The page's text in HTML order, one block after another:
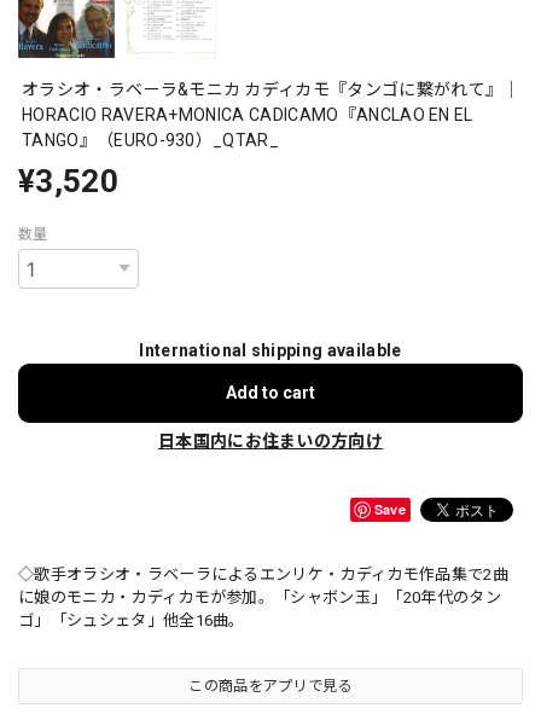
オラシオ・ラベーラ&モニカ カディカモ『タンゴに繋がれて』｜
HORACIO RAVERA+MONICA CADICAMO『ANCLAO EN EL
TANGO』（EURO-930）_QTAR_
¥3,520
数量
International shipping available
Add to cart
日本国内にお住まいの方向け
Save
◇歌手オラシオ・ラベーラによるエンリケ・カディカモ作品集で2曲
に娘のモニカ・カディカモが参加。「シャボン玉」「20年代のタン
ゴ」「シュシェタ」他全16曲。
この商品をアプリで見る